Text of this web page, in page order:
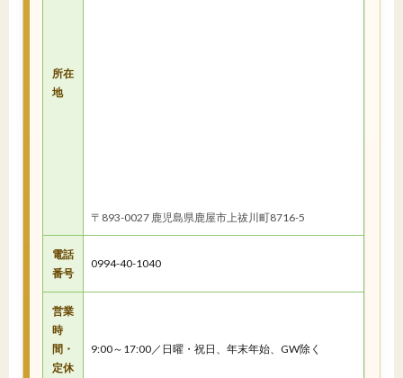
所在
地
〒893-0027 鹿児島県鹿屋市上祓川町8716-5
電話
番号
0994-40-1040
営業
時
間・
定休
9:00～17:00／日曜・祝日、年末年始、GW除く